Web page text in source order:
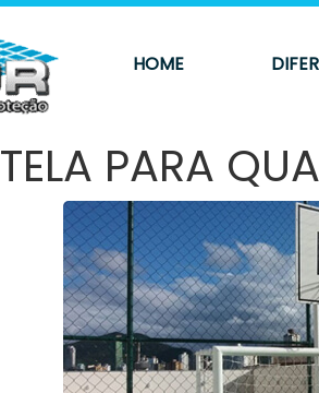
HOME
TELA PARA